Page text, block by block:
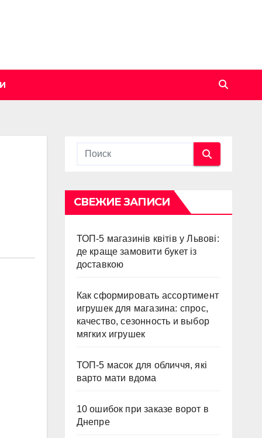
СВЕЖИЕ ЗАПИСИ
ТОП-5 магазинів квітів у Львові:
де краще замовити букет із
доставкою
Как сформировать ассортимент
игрушек для магазина: спрос,
качество, сезонность и выбор
мягких игрушек
ТОП-5 масок для обличчя, які
варто мати вдома
10 ошибок при заказе ворот в
Днепре